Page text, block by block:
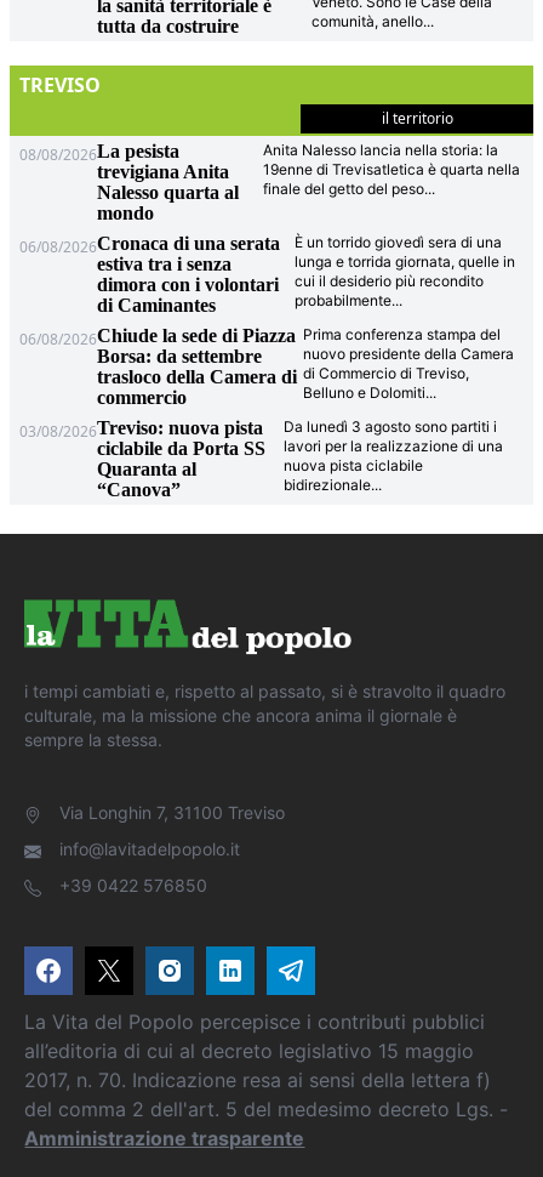
la sanità territoriale è
tutta da costruire
comunità, anello...
TREVISO
il territorio
08/08/2026La pesista
trevigiana Anita
Nalesso quarta al
mondo
Anita Nalesso lancia nella storia: la
19enne di Trevisatletica è quarta nella
finale del getto del peso...
06/08/2026Cronaca di una serata
estiva tra i senza
dimora con i volontari
di Caminantes
È un torrido giovedì sera di una
lunga e torrida giornata, quelle in
cui il desiderio più recondito
probabilmente...
06/08/2026Chiude la sede di Piazza
Borsa: da settembre
trasloco della Camera di
commercio
Prima conferenza stampa del
nuovo presidente della Camera
di Commercio di Treviso,
Belluno e Dolomiti...
03/08/2026Treviso: nuova pista
ciclabile da Porta SS
Quaranta al
“Canova”
Da lunedì 3 agosto sono partiti i
lavori per la realizzazione di una
nuova pista ciclabile
bidirezionale...
i tempi cambiati e, rispetto al passato, si è stravolto il quadro
culturale, ma la missione che ancora anima il giornale è
sempre la stessa.
Via Longhin 7, 31100 Treviso
info@lavitadelpopolo.it
+39 0422 576850
La Vita del Popolo percepisce i contributi pubblici
all’editoria di cui al decreto legislativo 15 maggio
2017, n. 70. Indicazione resa ai sensi della lettera f)
del comma 2 dell'art. 5 del medesimo decreto Lgs. -
Amministrazione trasparente